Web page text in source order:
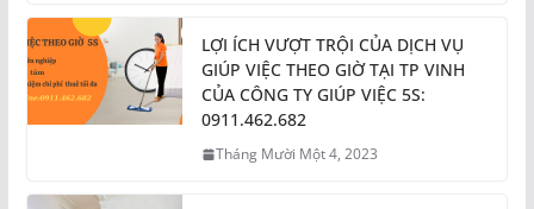
LỢI ÍCH VƯỢT TRỘI CỦA DỊCH VỤ
GIÚP VIỆC THEO GIỜ TẠI TP VINH
CỦA CÔNG TY GIÚP VIỆC 5S:
0911.462.682
Tháng Mười Một 4, 2023